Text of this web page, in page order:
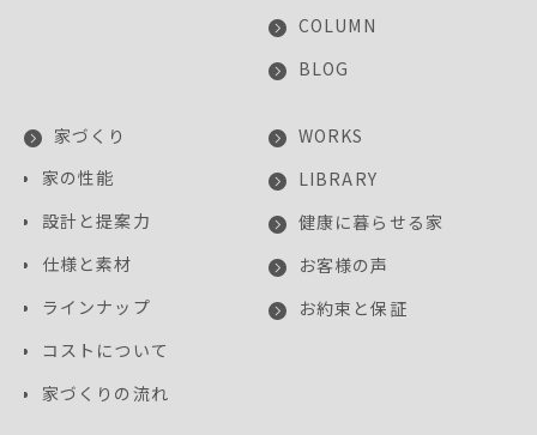
COLUMN
BLOG
家づくり
家の性能
設計と提案力
仕様と素材
ラインナップ
コストについて
家づくりの流れ
WORKS
LIBRARY
健康に暮らせる家
お客様の声
お約束と保証